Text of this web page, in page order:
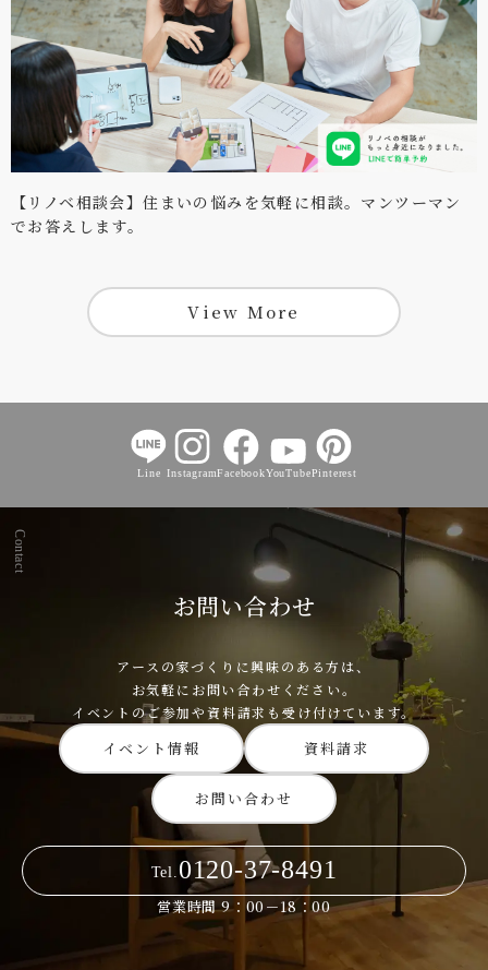
【リノベ相談会】住まいの悩みを気軽に相談。マンツーマン
でお答えします。
View More
Line InstagramFacebookYouTubePinterest
Contact
お問い合わせ
アースの家づくりに興味のある方は、
お気軽にお問い合わせください。
イベントのご参加や資料請求も受け付けています。
イベント情報 資料請求
お問い合わせ
Tel. 0120-37-8491
営業時間 9：00－18：00